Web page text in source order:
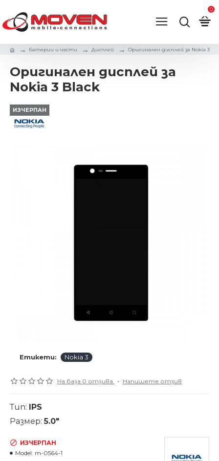
0
Батерии и части Дисплей Оригинален дисплей за Nokia 3
Оригинален дисплей за
Nokia 3 Black
ИЗЧЕРПАН
Етикети: Nokia 3
На база 0 отзива. - Напишете отзив
ИЗЧЕРПАН
Model: m-0564-1
Тип: IPS
Размер:5.0"